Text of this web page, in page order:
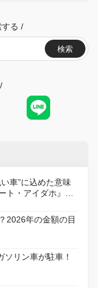
る /
検索
/
車”に込めた意味
ト・アイダホ』が
活
2026年の金額の目
ソリン車が駐車！